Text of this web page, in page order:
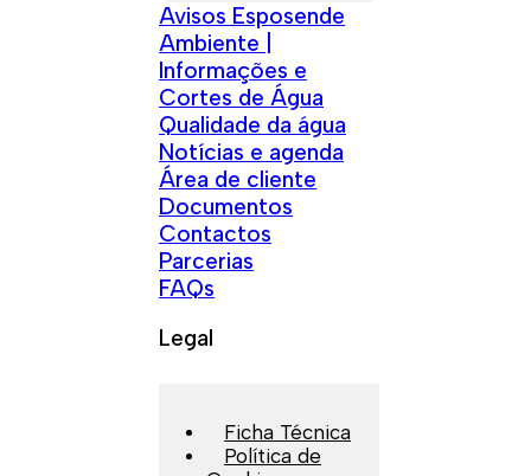
Avisos Esposende
Ambiente |
Informações e
Cortes de Água
Qualidade da água
Notícias e agenda
Área de cliente
Documentos
Contactos
Parcerias
FAQs
Legal
Ficha Técnica
Política de